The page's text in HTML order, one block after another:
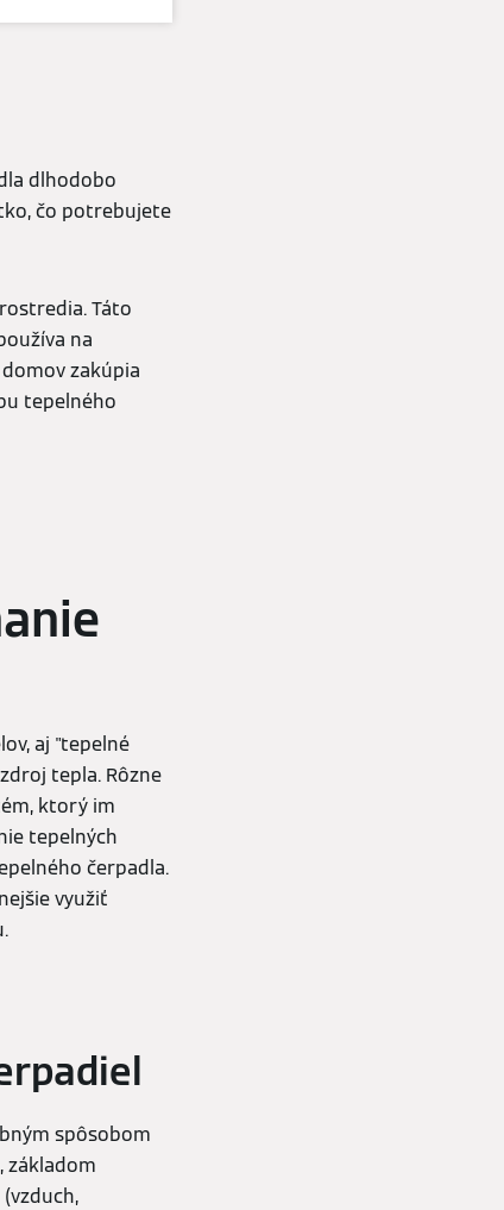
dlhodobo
čo potrebujete
Táto
na
zakúpia
tepelného
aj "tepelné
tepla. Rôzne
ktorý im
tepelných
čerpadla.
využiť
spôsobom
základom